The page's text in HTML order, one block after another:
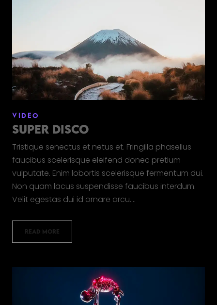
VIDEO
SUPER DISCO
Tristique senectus et netus et. Fringilla phasellus
faucibus scelerisque eleifend donec pretium
vulputate. Enim lobortis scelerisque fermentum dui.
Non quam lacus suspendisse faucibus interdum.
Velit egestas dui id ornare arcu.…
READ MORE